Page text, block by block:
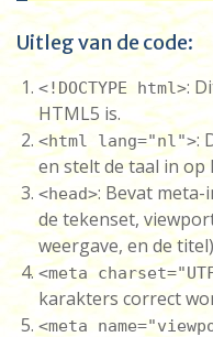
Uitleg van de code:
<!DOCTYPE html>:
HTML5 is.
<html lang="nl">:
en stelt de taal in op
<head>: Bevat
de tekenset,
weergave, en de
<meta
karakters correct
<meta